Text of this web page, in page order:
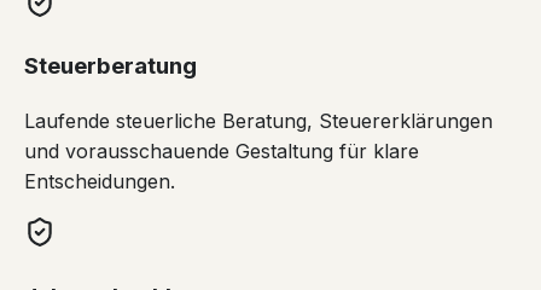
Steuerberatung
Laufende steuerliche Beratung, Steuererklärungen
und vorausschauende Gestaltung für klare
Entscheidungen.